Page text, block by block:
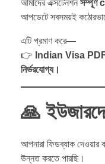
আমাদের এক্সটেনশন
আপডেটে সবসময়ই
এটি প্রমাণ করে—
👉 Indian Visa PDF
নির্ভরযোগ্য।
🙏
আপনারা ফিডব্যাক দেওয়ার
উন্নত করতে পারছি।